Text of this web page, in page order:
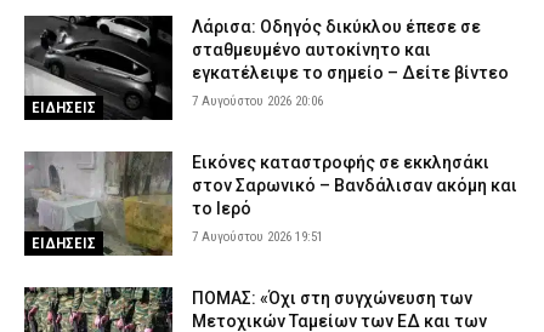
ΕΙΔΗΣΕΙΣ
Λάρισα: Οδηγός δικύκλου έπεσε σε
σταθμευμένο αυτοκίνητο και
εγκατέλειψε το σημείο – Δείτε βίντεο
7 Αυγούστου 2026 20:06
ΕΙΔΗΣΕΙΣ
Εικόνες καταστροφής σε εκκλησάκι
στον Σαρωνικό – Βανδάλισαν ακόμη και
το Ιερό
7 Αυγούστου 2026 19:51
ΠΟΜΑΣ: «Όχι στη συγχώνευση των
Μετοχικών Ταμείων των ΕΔ και των